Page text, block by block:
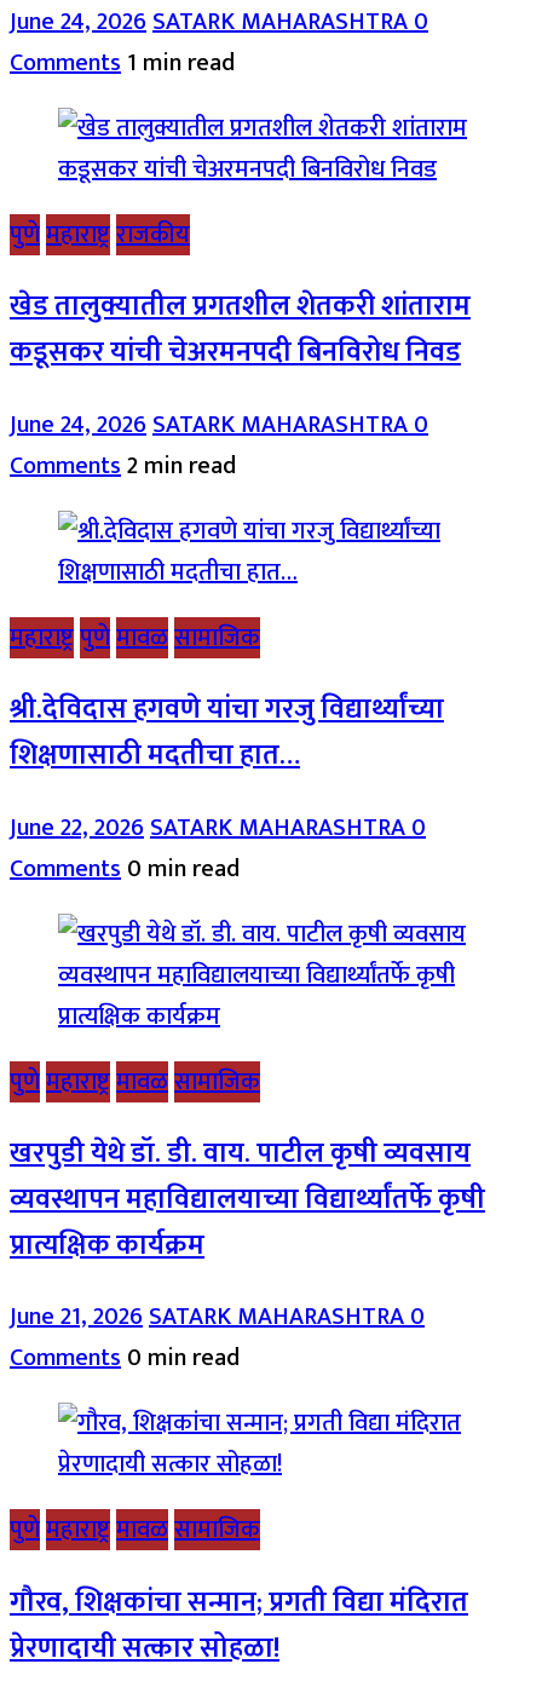
June 24, 2026SATARK MAHARASHTRA0
Comments1 min read
पुणेमहाराष्ट्रराजकीय
खेड तालुक्यातील प्रगतशील शेतकरी शांताराम
कडूसकर यांची चेअरमनपदी बिनविरोध निवड
June 24, 2026SATARK MAHARASHTRA0
Comments2 min read
महाराष्ट्रपुणेमावळसामाजिक
श्री.देविदास हगवणे यांचा गरजु विद्यार्थ्यांच्या
शिक्षणासाठी मदतीचा हात…
June 22, 2026SATARK MAHARASHTRA0
Comments0 min read
पुणेमहाराष्ट्रमावळसामाजिक
खरपुडी येथे डॉ. डी. वाय. पाटील कृषी व्यवसाय
व्यवस्थापन महाविद्यालयाच्या विद्यार्थ्यांतर्फे कृषी
प्रात्यक्षिक कार्यक्रम
June 21, 2026SATARK MAHARASHTRA0
Comments0 min read
पुणेमहाराष्ट्रमावळसामाजिक
गौरव, शिक्षकांचा सन्मान; प्रगती विद्या मंदिरात
प्रेरणादायी सत्कार सोहळा!